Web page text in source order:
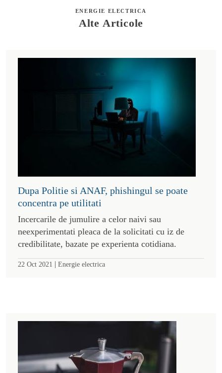
ENERGIE ELECTRICA
Alte Articole
Dupa Politie si ANAF, phishingul se poate
concentra pe utilitati
Incercarile de jumulire a celor naivi sau
neexperimentati pleaca de la solicitati cu iz de
credibilitate, bazate pe experienta cotidiana.
22 Oct 2021 | Energie electrica